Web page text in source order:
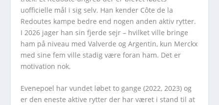
uofficielle mål i sig selv. Han kender Côte de la
Redoutes kampe bedre end nogen anden aktiv rytter.
I 2026 jager han sin fjerde sejr – hvilket ville bringe
ham på niveau med Valverde og Argentin, kun Merckx
med sine fem ville stadig være foran ham. Det er
motivation nok.
Evenepoel har vundet løbet to gange (2022, 2023) og
er den eneste aktive rytter der har været i stand til at